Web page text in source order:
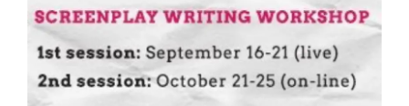
ĮDARBINTI
SCENARIJŲ?